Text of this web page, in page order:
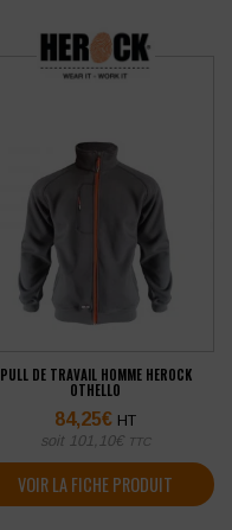
PULL DE TRAVAIL HOMME HEROCK
OTHELLO
84,25€ HT
soit 101,10€ TTC
VOIR LA FICHE PRODUIT